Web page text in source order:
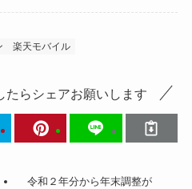
楽天モバイル
たらシェアお願いします
令和２年分から年末調整が